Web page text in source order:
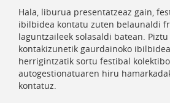
Hala, liburua presentatzeaz gain,
ibilbidea kontatu zuten belaunaldi
laguntzaileek solasaldi batean.
kontakizunetik gaurdainoko
herrigintzatik sortu festibal
autogestionatuaren hiru
kontatuz.